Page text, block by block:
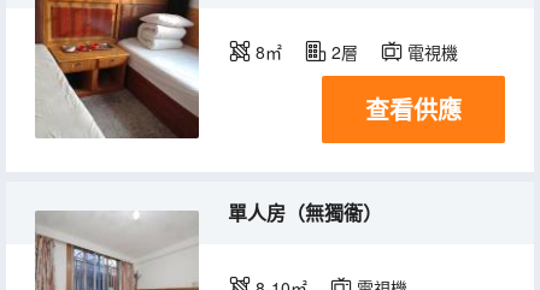
8㎡ 2層 電視機
查看供應
單人房（無獨衞）